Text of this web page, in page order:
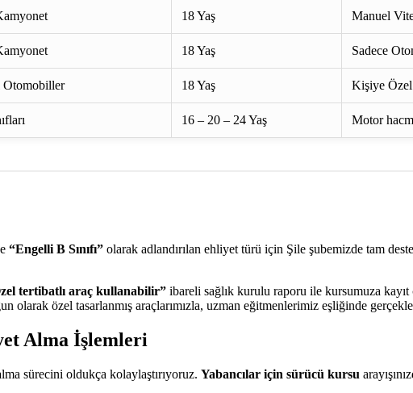
18 Yaş Manuel
18 Yaş Sadece
Otomobiller 18 Yaş Kişiye
16 – 20 – 24 Yaş Motor
“Engelli B Sınıfı” olarak adlandırılan ehliyet türü için Şile şubemizde tam
tertibatlı araç kullanabilir” ibareli sağlık kurulu raporu ile kursumuza
olarak özel tasarlanmış araçlarımızla, uzman eğitmenlerimiz eşliğinde
Alma İşlemleri
sürecini oldukça kolaylaştırıyoruz. Yabancılar için sürücü kursu